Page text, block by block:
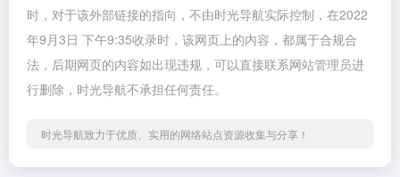
时，对于该外部链接的指向，不由时光导航实际控制，在2022
年9月3日 下午9:35收录时，该网页上的内容，都属于合规合
法，后期网页的内容如出现违规，可以直接联系网站管理员进
行删除，时光导航不承担任何责任。
时光导航致力于优质、实用的网络站点资源收集与分享！